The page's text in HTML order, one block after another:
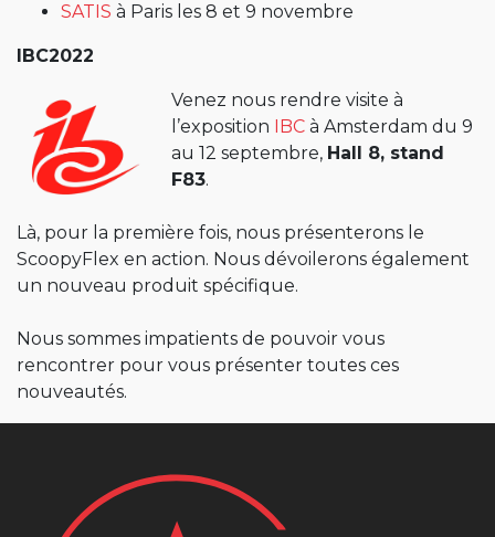
SATIS à Paris les 8 et 9 novembre
IBC2022
Venez nous rendre visite à
l’exposition IBC à Amsterdam du 9
au 12 septembre, Hall 8, stand
F83.
Là, pour la première fois, nous présenterons le
ScoopyFlex en action. Nous dévoilerons également
un nouveau produit spécifique.
Nous sommes impatients de pouvoir vous
rencontrer pour vous présenter toutes ces
nouveautés.